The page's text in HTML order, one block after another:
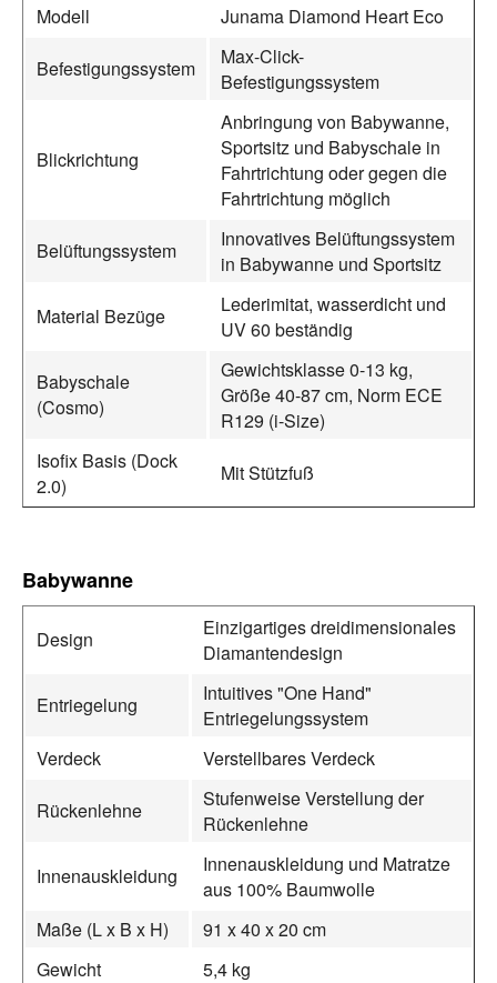
Modell Junama Diamond Heart Eco
Befestigungssystem
Max-Click-
Befestigungssystem
Blickrichtung
Anbringung von Babywanne,
Sportsitz und Babyschale in
Fahrtrichtung oder gegen die
Fahrtrichtung möglich
Belüftungssystem
Innovatives Belüftungssystem
in Babywanne und Sportsitz
Material Bezüge
Lederimitat, wasserdicht und
UV 60 beständig
Babyschale
(Cosmo)
Gewichtsklasse 0-13 kg,
Größe 40-87 cm, Norm ECE
R129 (i-Size)
Isofix Basis (Dock
2.0)
Mit Stützfuß
Babywanne
Design
Einzigartiges dreidimensionales
Diamantendesign
Entriegelung
Intuitives "One Hand"
Entriegelungssystem
Verdeck
Verstellbares Verdeck
Rückenlehne
Stufenweise Verstellung der
Rückenlehne
Innenauskleidung
Innenauskleidung und Matratze
aus 100% Baumwolle
Maße (L x B x H)
91 x 40 x 20 cm
Gewicht
5,4 kg